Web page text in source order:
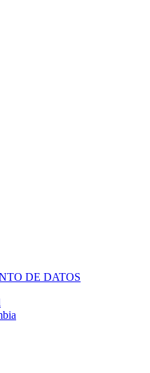
DE DATOS